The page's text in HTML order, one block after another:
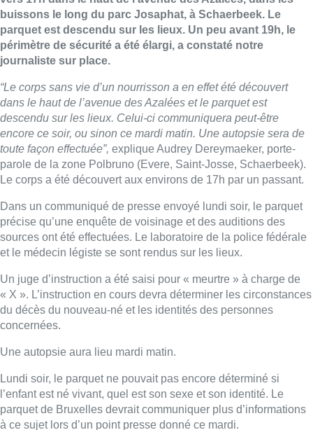
Dans un communiqué de presse envoyé lundi soir, le parquet
précise qu’une enquête de voisinage et des auditions des
sources ont été effectuées. Le laboratoire de la police fédérale
et le médecin légiste se sont rendus sur les lieux.
Un juge d’instruction a été saisi pour « meurtre » à charge de
« X ». L’instruction en cours devra déterminer les circonstances
du décès du nouveau-né et les identités des personnes
concernées.
Une autopsie aura lieu mardi matin.
l’enfant est né vivant, quel est son sexe et son identité. Le
parquet de Bruxelles devrait communiquer plus d’informations
à ce sujet lors d’un point presse donné ce mardi.
Lire aussi :
Deux personnes hospitalisées
après un incendie à Schaerbeek